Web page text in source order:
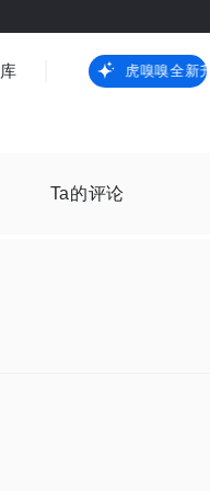
虎嗅嗅全新升级
Ta的评论